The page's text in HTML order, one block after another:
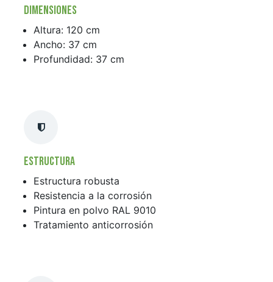
Dimensiones
Altura: 120 cm
Ancho: 37 cm
Profundidad: 37 cm
Estructura
Estructura robusta
Resistencia a la corrosión
Pintura en polvo RAL 9010
Tratamiento anticorrosión